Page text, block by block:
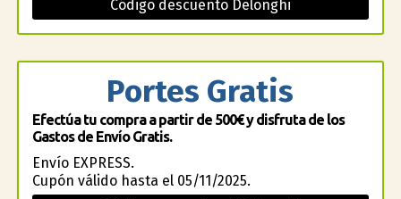
Código descuento Delonghi
Portes Gratis
Efectúa tu compra a partir de 500€ y disfruta de los
Gastos de Envío Gratis.
Envío EXPRESS.
Cupón válido hasta el 05/11/2025.